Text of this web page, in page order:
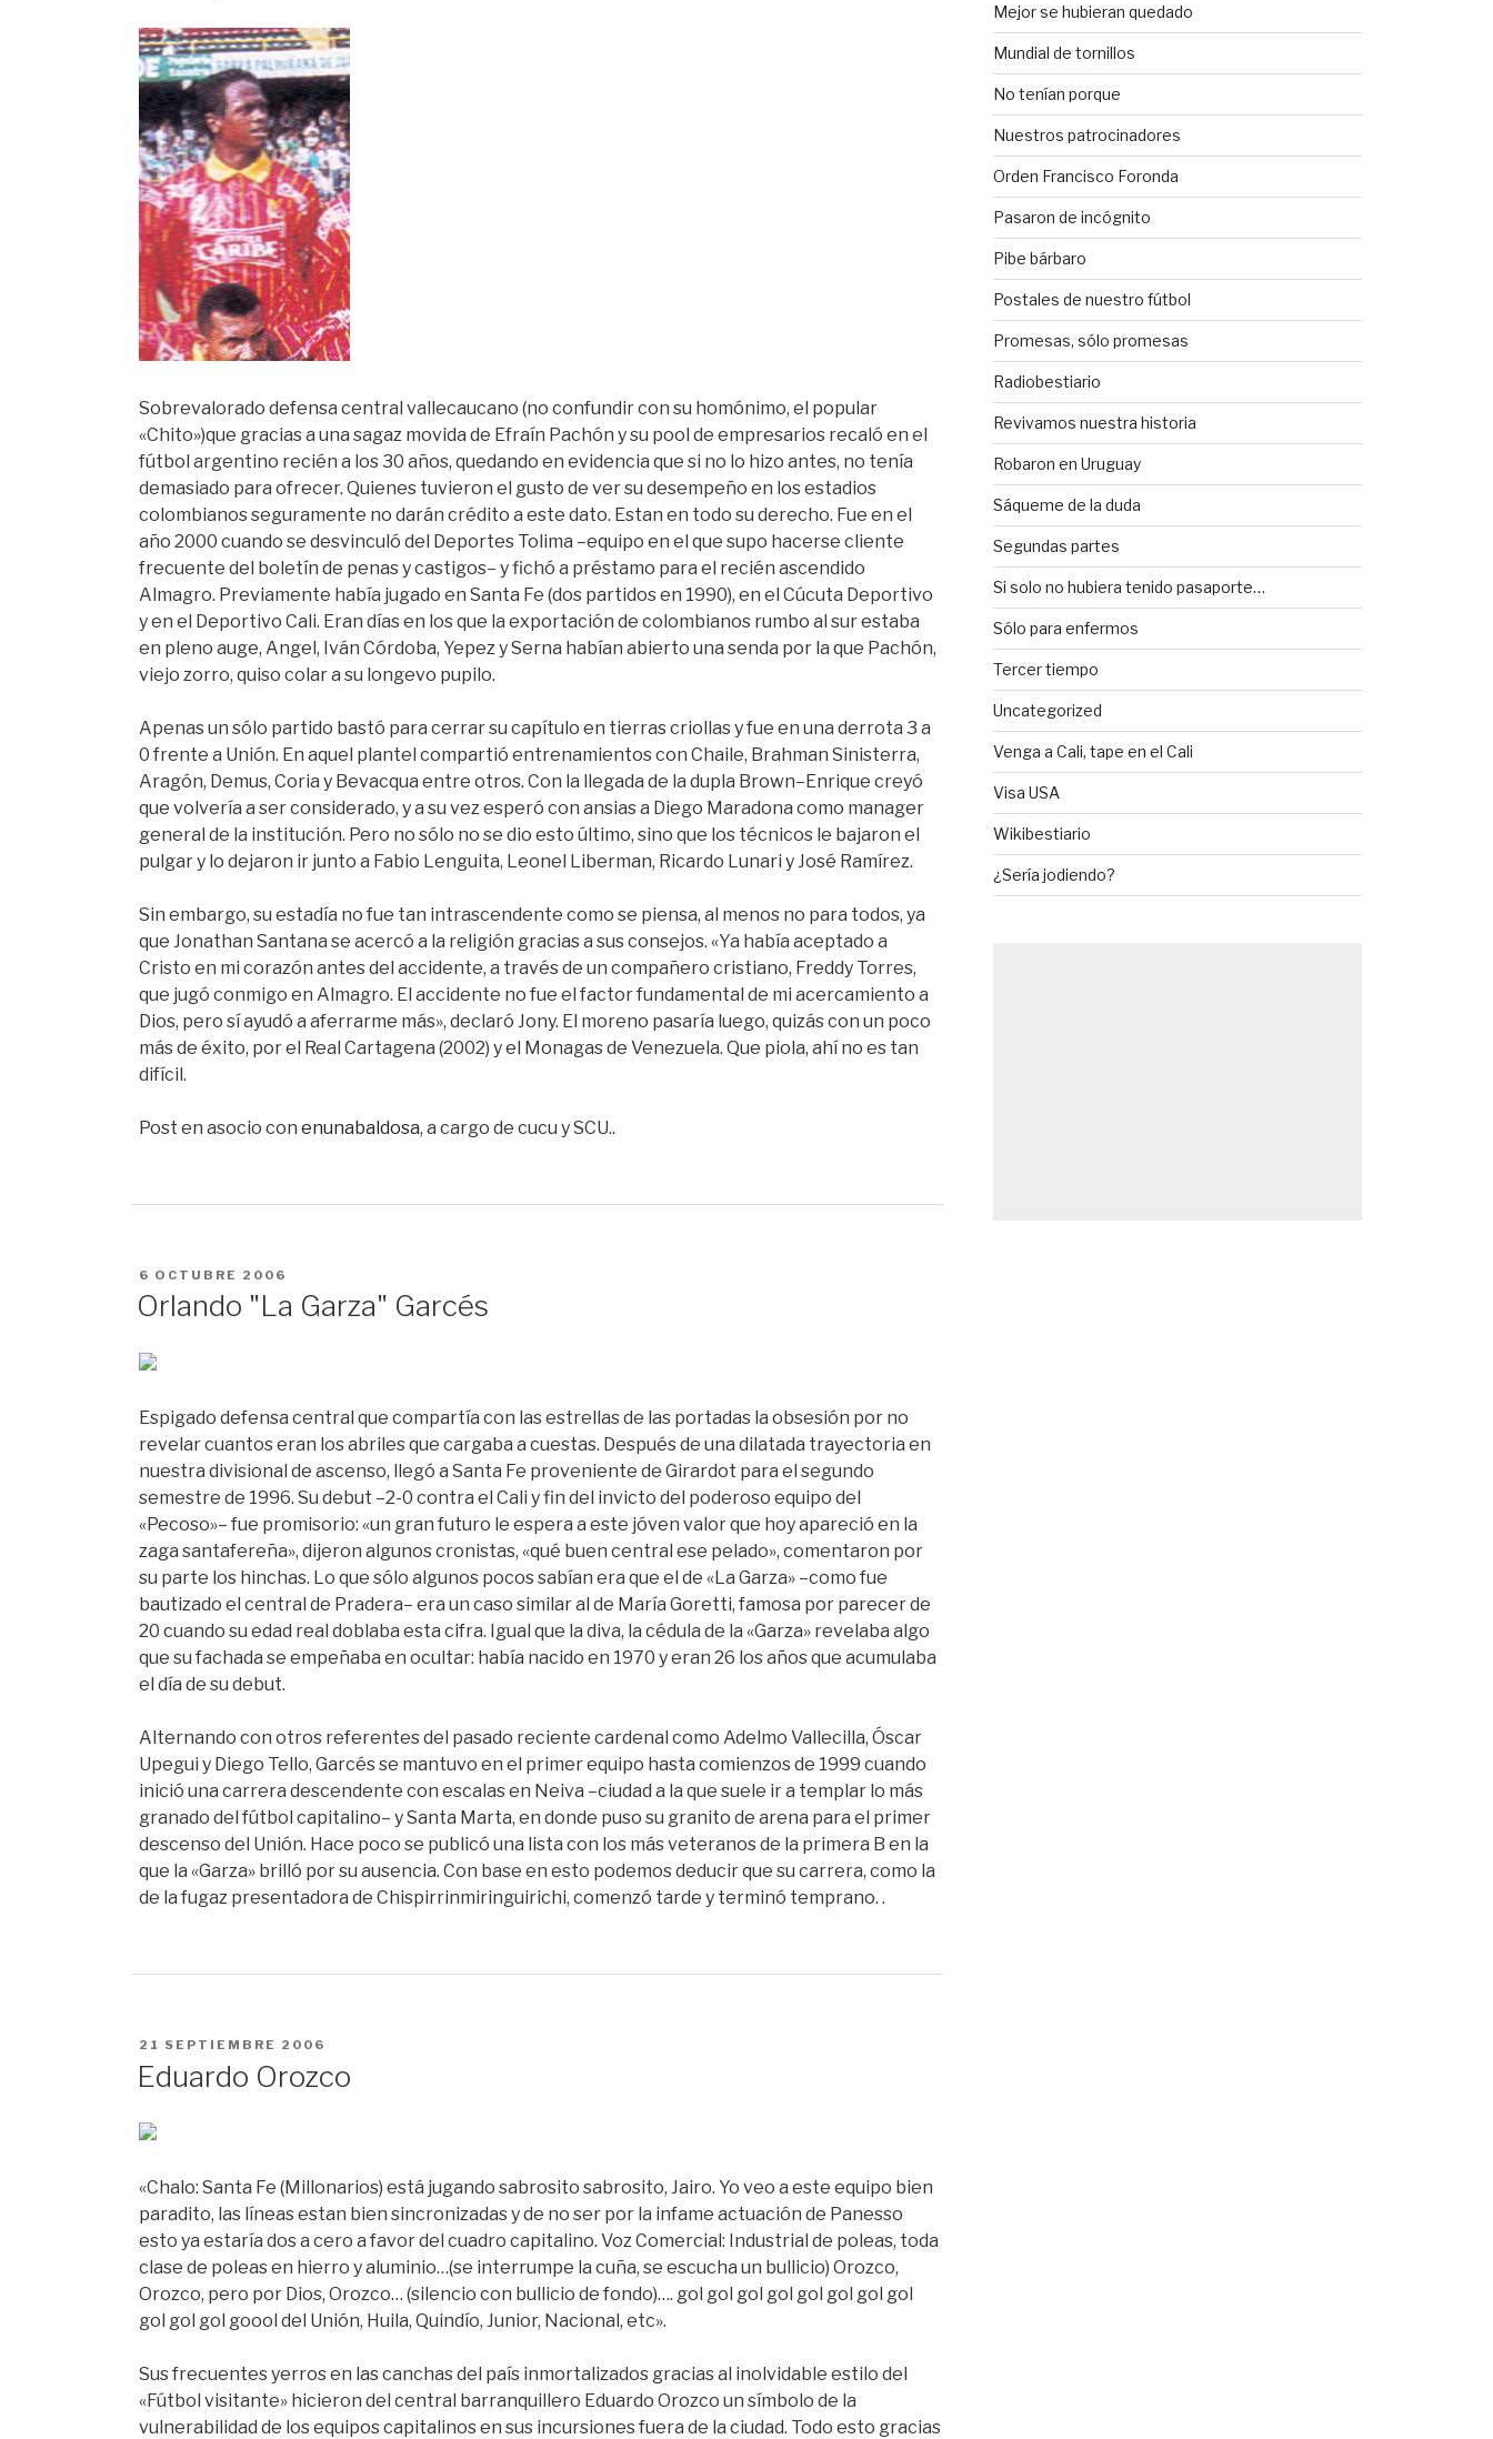
Sobrevalorado defensa central vallecaucano (no confundir con su homónimo, el popular
«Chito»)que gracias a una sagaz movida de Efraín Pachón y su pool de empresarios recaló en el
fútbol argentino recién a los 30 años, quedando en evidencia que si no lo hizo antes, no tenía
demasiado para ofrecer. Quienes tuvieron el gusto de ver su desempeño en los estadios
colombianos seguramente no darán crédito a este dato. Estan en todo su derecho. Fue en el
año 2000 cuando se desvinculó del Deportes Tolima –equipo en el que supo hacerse cliente
frecuente del boletín de penas y castigos– y fichó a préstamo para el recién ascendido
Almagro. Previamente había jugado en Santa Fe (dos partidos en 1990), en el Cúcuta Deportivo
y en el Deportivo Cali. Eran días en los que la exportación de colombianos rumbo al sur estaba
en pleno auge, Angel, Iván Córdoba, Yepez y Serna habían abierto una senda por la que Pachón,
viejo zorro, quiso colar a su longevo pupilo.
Apenas un sólo partido bastó para cerrar su capítulo en tierras criollas y fue en una derrota 3 a
0 frente a Unión. En aquel plantel compartió entrenamientos con Chaile, Brahman Sinisterra,
Aragón, Demus, Coria y Bevacqua entre otros. Con la llegada de la dupla Brown–Enrique creyó
que volvería a ser considerado, y a su vez esperó con ansias a Diego Maradona como manager
general de la institución. Pero no sólo no se dio esto último, sino que los técnicos le bajaron el
pulgar y lo dejaron ir junto a Fabio Lenguita, Leonel Liberman, Ricardo Lunari y José Ramírez.
Sin embargo, su estadía no fue tan intrascendente como se piensa, al menos no para todos, ya
que Jonathan Santana se acercó a la religión gracias a sus consejos. «Ya había aceptado a
Cristo en mi corazón antes del accidente, a través de un compañero cristiano, Freddy Torres,
que jugó conmigo en Almagro. El accidente no fue el factor fundamental de mi acercamiento a
Dios, pero sí ayudó a aferrarme más», declaró Jony. El moreno pasaría luego, quizás con un poco
más de éxito, por el Real Cartagena (2002) y el Monagas de Venezuela. Que piola, ahí no es tan
difícil.
Post en asocio conenunabaldosa, a cargo de cucu y SCU..
PUBLICADO
EN
6 OCTUBRE 2006
Orlando "La Garza" Garcés
Espigado defensa central que compartía con las estrellas de las portadas la obsesión por no
revelar cuantos eran los abriles que cargaba a cuestas. Después de una dilatada trayectoria en
nuestra divisional de ascenso, llegó a Santa Fe proveniente de Girardot para el segundo
semestre de 1996. Su debut –2-0 contra el Cali y fin del invicto del poderoso equipo del
«Pecoso»– fue promisorio: «un gran futuro le espera a este jóven valor que hoy apareció en la
zaga santafereña», dijeron algunos cronistas, «qué buen central ese pelado», comentaron por
su parte los hinchas. Lo que sólo algunos pocos sabían era que el de «La Garza» –como fue
bautizado el central de Pradera– era un caso similar al de María Goretti, famosa por parecer de
20 cuando su edad real doblaba esta cifra. Igual que la diva, la cédula de la «Garza» revelaba algo
que su fachada se empeñaba en ocultar: había nacido en 1970 y eran 26 los años que acumulaba
el día de su debut.
Alternando con otros referentes del pasado reciente cardenal como Adelmo Vallecilla, Óscar
Upegui y Diego Tello, Garcés se mantuvo en el primer equipo hasta comienzos de 1999 cuando
inició una carrera descendente con escalas en Neiva –ciudad a la que suele ir a templar lo más
granado del fútbol capitalino– y Santa Marta, en donde puso su granito de arena para el primer
descenso del Unión. Hace poco se publicó una lista con los más veteranos de la primera B en la
que la «Garza» brilló por su ausencia. Con base en esto podemos deducir que su carrera, como la
de la fugaz presentadora de Chispirrinmiringuirichi, comenzó tarde y terminó temprano. .
PUBLICADO
21 SEPTIEMBRE 2006
Eduardo Orozco
«Chalo: Santa Fe (Millonarios) está jugando sabrosito sabrosito, Jairo. Yo veo a este equipo bien
paradito, las líneas estan bien sincronizadas y de no ser por la infame actuación de Panesso
esto ya estaría dos a cero a favor del cuadro capitalino. Voz Comercial: Industrial de poleas, toda
clase de poleas en hierro y aluminio…(se interrumpe la cuña, se escucha un bullicio) Orozco,
Orozco, pero por Dios, Orozco… (silencio con bullicio de fondo)…. gol gol gol gol gol gol gol gol
gol gol gol goool del Unión, Huila, Quindío, Junior, Nacional, etc».
Sus frecuentes yerros en las canchas del país inmortalizados gracias al inolvidable estilo del
«Fútbol visitante» hicieron del central barranquillero Eduardo Orozco un símbolo de la
vulnerabilidad de los equipos capitalinos en sus incursiones fuera de la ciudad. Todo esto gracias
Mejor se hubieran quedado
Mundial de tornillos
No tenían porque
Nuestros patrocinadores
Orden Francisco Foronda
Pasaron de incógnito
Pibe bárbaro
Postales de nuestro fútbol
Promesas, sólo promesas
Radiobestiario
Revivamos nuestra historia
Robaron en Uruguay
Sáqueme de la duda
Segundas partes
Si solo no hubiera tenido pasaporte…
Sólo para enfermos
Tercer tiempo
Uncategorized
Venga a Cali, tape en el Cali
Visa USA
Wikibestiario
¿Sería jodiendo?